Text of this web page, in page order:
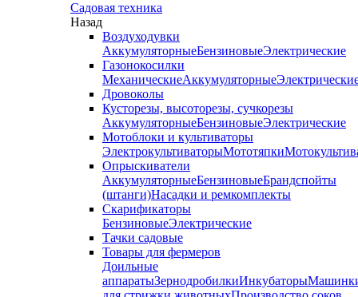
Садовая техника
Назад
Воздуходувки
АккумуляторныеБензиновыеЭлектрические
Газонокосилки
МеханическиеАккумуляторные
Дровоколы
Кусторезы, высоторезы, сучкорезы
АккумуляторныеБензиновыеЭлектрические
Мотоблоки и культиваторы
ЭлектрокультиваторыМототяпки
Опрыскиватели
АккумуляторныеБензиновыеБрандспойты
(штанги)Насадки и ремкомплекты
Скарификаторы
БензиновыеЭлектрические
Тачки садовые
Товары для фермеров
Доильные
аппаратыЗернодробилкиИнкубаторы